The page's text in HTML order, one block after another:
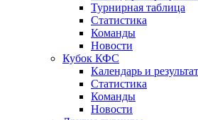
Турнирная таблица
Статистика
Команды
Новости
Кубок КФС
Календарь и
Статистика
Команды
Новости